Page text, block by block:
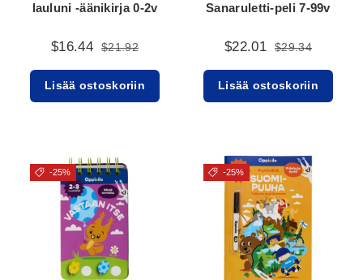
lauluni -äänikirja 0-2v
$16.44 $21.92
Lisää ostoskoriin
Sanaruletti-peli 7-99v
$22.01 $29.34
Lisää ostoskoriin
-25% -25%